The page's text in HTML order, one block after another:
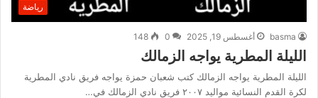
رياضة
basma أغسطس 19, 2025 0
148
الليلة المطرية يواجه الزمالك
الليلة المطرية يواجه الزمالك كتب شعبان حمزة يواجه فريق نادي المطرية
لكرة القدم النسائية مواليد ٢٠٠٧ فريق نادي الزمالك في…